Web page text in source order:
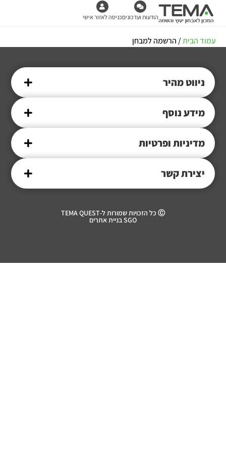
הודעות ועדכוניםכניסה לאזור אישי
עמוד הבית/ הרשמה למבחן
ניווט מהיר
מידע נוסף
מדיניות ופרטיות
יצירת קשר
Ⓒ כל הזכויות שמורות ל-TEMA QUEST
SGO בניית אתרים